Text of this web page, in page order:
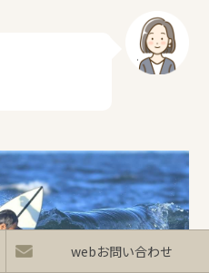
webお問い合わせ